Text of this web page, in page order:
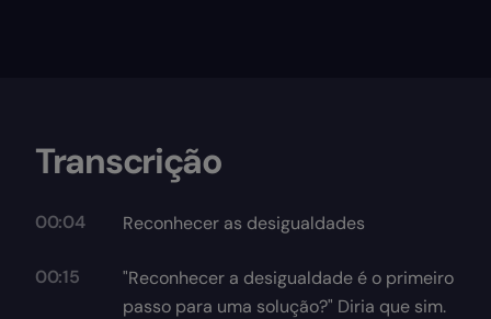
Transcrição
00:04 Reconhecer as desigualdades
00:15
"Reconhecer a desigualdade é o primeiro
passo para uma solução?" Diria que sim.